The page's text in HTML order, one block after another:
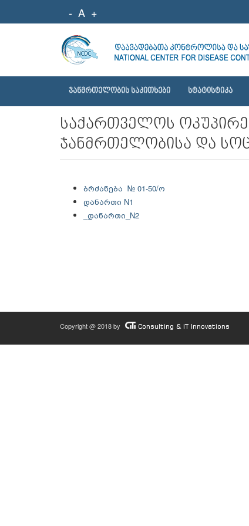
- A +
ᲯᲐᲜᲛᲠᲗᲔᲚᲝᲑᲘᲡ ᲡᲐᲙᲘᲗᲮᲔᲑᲘ ᲡᲢᲐᲢᲘᲡᲢᲘᲙᲐ
საქართველოს
ჯანმრთელობისა და
ბრძანება № 01-50/ო
დანართი N1
_დანართი_N2
Copyright @ 2018 by Consulting & IT Innovations